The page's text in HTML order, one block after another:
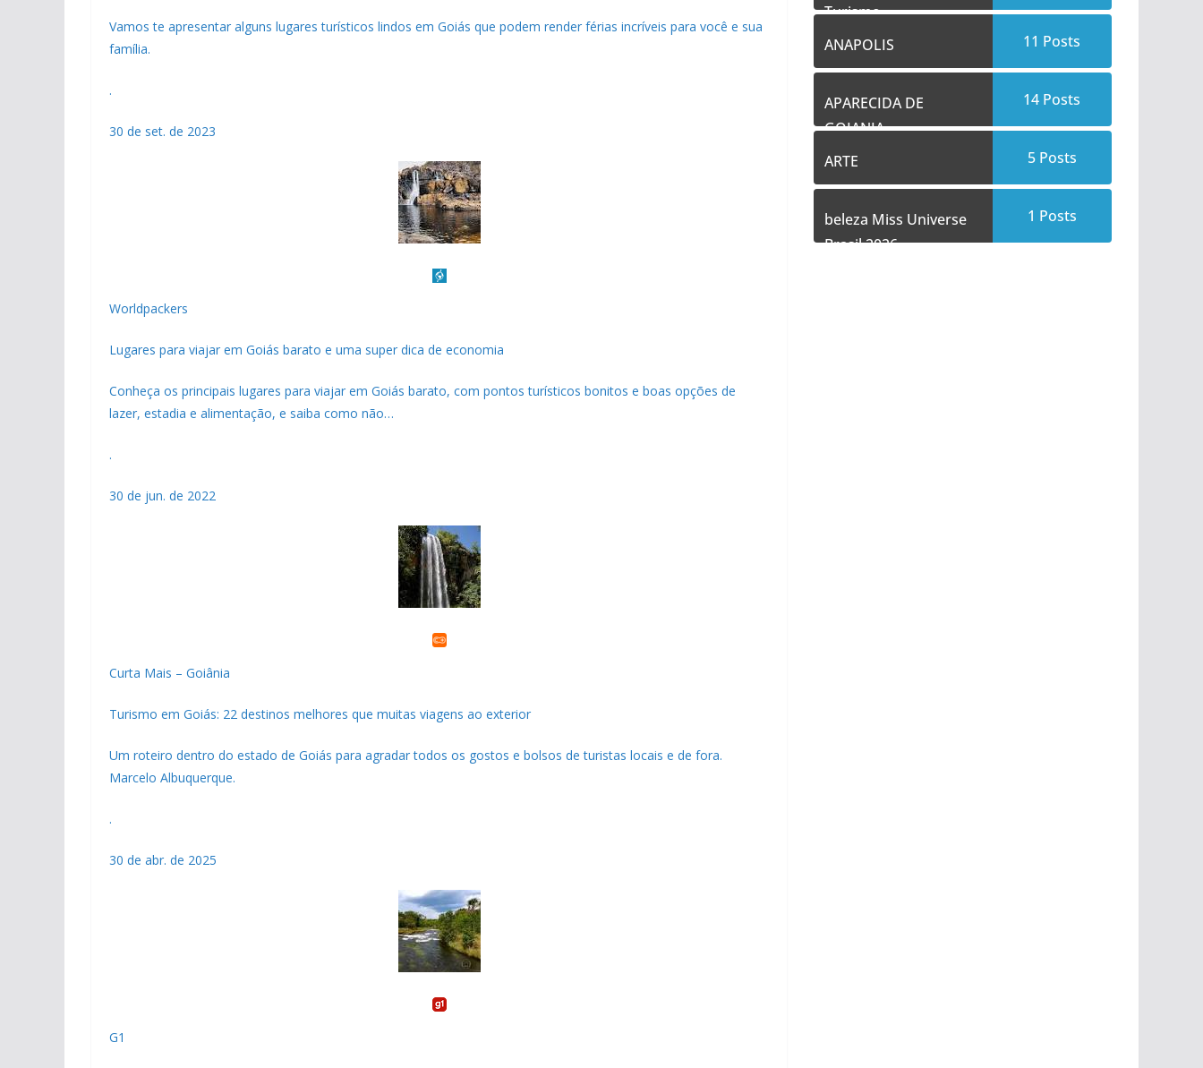
Vamos te apresentar alguns lugares turísticos lindos em Goiás que podem render férias incríveis para você e sua
família.
.
30 de set. de 2023
Worldpackers
Lugares para viajar em Goiás barato e uma super dica de economia
Conheça os principais lugares para viajar em Goiás barato, com pontos turísticos bonitos e boas opções de
lazer, estadia e alimentação, e saiba como não…
.
30 de jun. de 2022
Curta Mais – Goiânia
Turismo em Goiás: 22 destinos melhores que muitas viagens ao exterior
Um roteiro dentro do estado de Goiás para agradar todos os gostos e bolsos de turistas locais e de fora.
Marcelo Albuquerque.
.
30 de abr. de 2025
G1
Turismo
ANAPOLIS 11 Posts
APARECIDA DE
GOIANIA
14 Posts
ARTE 5 Posts
beleza Miss Universe
Brasil 2026
1 Posts